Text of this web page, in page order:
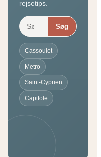
rejsetips.
Søg
Cassoulet
Metro
Saint-Cyprien
Capitole